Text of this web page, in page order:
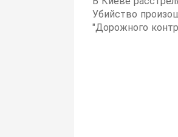
Убийство
"Дорожного